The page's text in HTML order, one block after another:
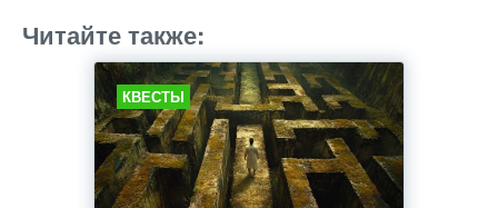
Читайте также:
КВЕСТЫ